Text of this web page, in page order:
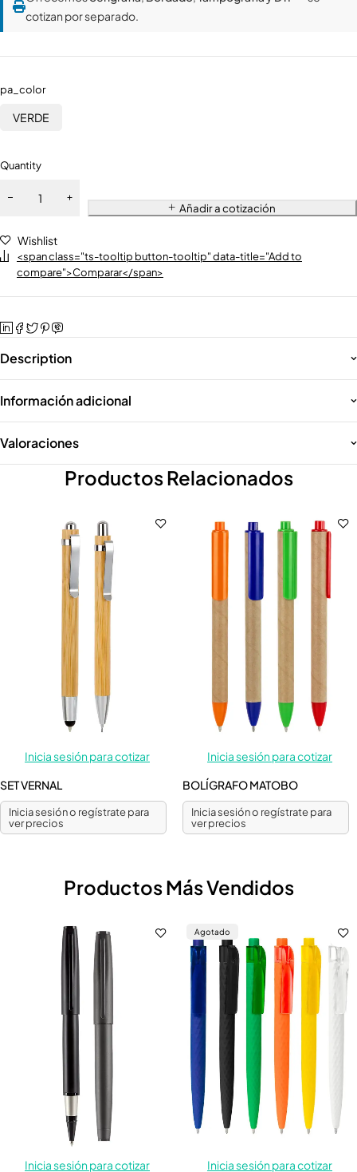
cotizan por separado.
pa_color
VERDE
Quantity
Añadir a cotización
Wishlist
<span class="ts-tooltip button-tooltip" data-title="Add to
compare">Comparar</span>
Description
Información adicional
Valoraciones
Productos Relacionados
Inicia sesión para cotizar
SET VERNAL
Inicia sesión o regístrate para
ver precios
Inicia sesión para cotizar
BOLÍGRAFO MATOBO
Inicia sesión o regístrate para
ver precios
Productos Más Vendidos
Inicia sesión para cotizar
Agotado
Inicia sesión para cotizar